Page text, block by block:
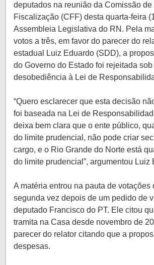
deputados na reunião da Comissão
Fiscalização (CFF) desta quarta-feira
Assembleia Legislativa do RN. Pela
votos a três, em favor do parecer do
estadual Luiz Eduardo (SDD), a
do Governo do Estado foi rejeitada
desobediência à Lei de
“Quero esclarecer que esta decisão
foi baseada na Lei de
deixa bem clara que o ente público,
do limite prudencial, não pode criar
cargo, e o Rio Grande do Norte está
do limite prudencial”, argumentou Luiz
A matéria entrou na pauta de votações
segunda vez depois de um pedido de
deputado Francisco do PT. Ele citou
tramita na Casa desde novembro de
parecer do relator citando que a
despesas.